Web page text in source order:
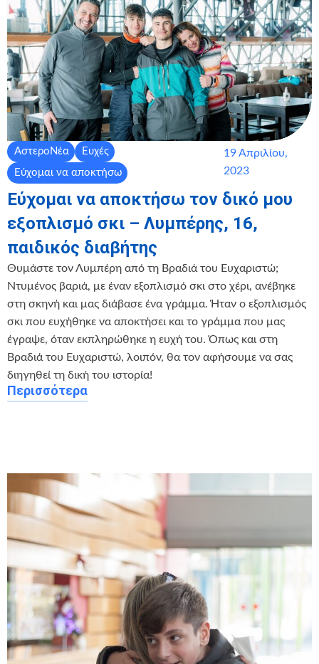
ΑστεροΝέα
Ευχές
Εύχομαι να αποκτήσω
19 Απριλίου,
2023
Εύχομαι να αποκτήσω τον δικό μου
εξοπλισμό σκι – Λυμπέρης, 16,
παιδικός διαβήτης
Θυμάστε τον Λυμπέρη από τη Βραδιά του Ευχαριστώ;
Ντυμένος βαριά, με έναν εξοπλισμό σκι στο χέρι, ανέβηκε
στη σκηνή και μας διάβασε ένα γράμμα. Ήταν ο εξοπλισμός
σκι που ευχήθηκε να αποκτήσει και το γράμμα που μας
έγραψε, όταν εκπληρώθηκε η ευχή του. Όπως και στη
Βραδιά του Ευχαριστώ, λοιπόν, θα τον αφήσουμε να σας
διηγηθεί τη δική του ιστορία!
Περισσότερα